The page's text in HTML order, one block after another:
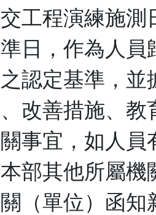
工程演練施測
日，作為人員
認定基準，並
改善措施、教
事宜，如人員
本部其他所屬機
（單位）函知